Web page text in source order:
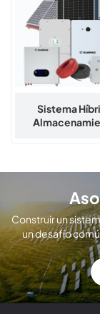
Sistema
Construir un
un desafío
global